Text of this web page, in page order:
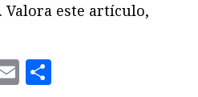
Valora este artículo,
Email